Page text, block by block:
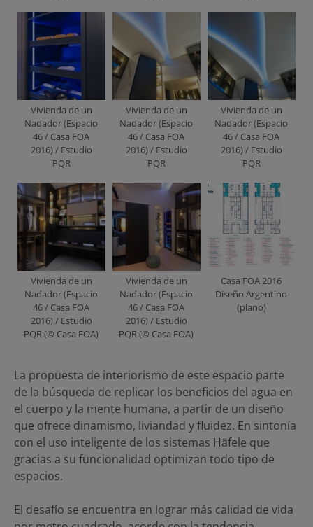
Vivienda de un
Nadador (Espacio
46 / Casa FOA
2016) / Estudio
PQR
Vivienda de un
Nadador (Espacio
46 / Casa FOA
2016) / Estudio
PQR
Vivienda de un
Nadador (Espacio
46 / Casa FOA
2016) / Estudio
PQR
Vivienda de un
Nadador (Espacio
46 / Casa FOA
2016) / Estudio
PQR (© Casa FOA)
Vivienda de un
Nadador (Espacio
46 / Casa FOA
2016) / Estudio
PQR (© Casa FOA)
Casa FOA 2016
Diseño Argentino
(plano)
La propuesta de interiorismo de este espacio parte
de la búsqueda de replicar los beneficios del agua en
el cuerpo y la mente humana, a partir de un diseño
que ofrece dinamismo, liviandad y fluidez. En sintonía
con el uso inteligente de los sistemas Häfele que
gracias a su funcionalidad optimizan todo tipo de
espacios.
El desafío se encuentra en lograr más calidad de vida